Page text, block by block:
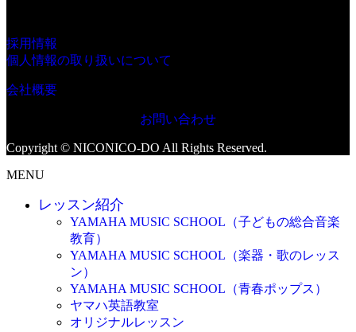
採用情報
個人情報の取り扱いについて
会社概要
お問い合わせ
Copyright © NICONICO-DO All Rights Reserved.
MENU
レッスン紹介
YAMAHA MUSIC SCHOOL（子どもの総合音楽
教育）
YAMAHA MUSIC SCHOOL（楽器・歌のレッス
ン）
YAMAHA MUSIC SCHOOL（青春ポップス）
ヤマハ英語教室
オリジナルレッスン